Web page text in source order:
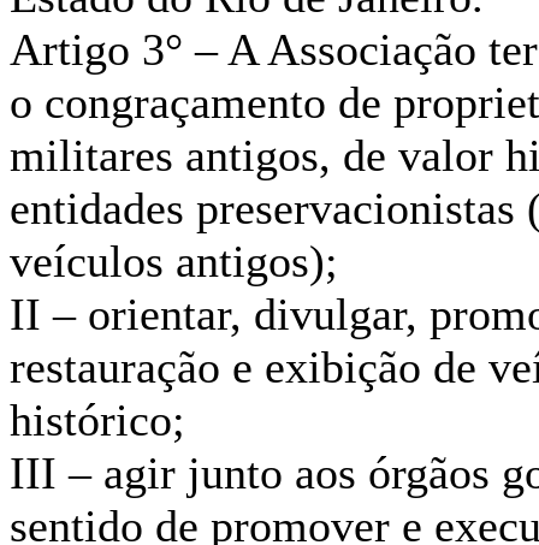
Artigo 3° – A Associação
o congraçamento de
militares antigos, de valor
entidades preservacionistas
veículos antigos);
II – orientar, divulgar,
restauração e exibição de
histórico;
III – agir junto aos órgãos
sentido de promover e